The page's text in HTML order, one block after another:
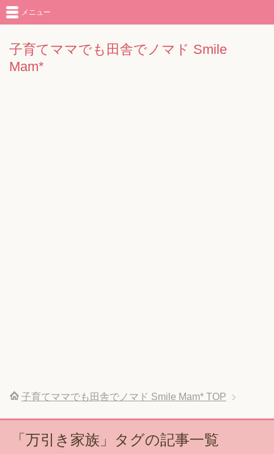
子育てママでも田舎でノマド Smile
Mam*
メニュー
子育てママでも田舎でノマド Smile Mam* TOP
「万引き家族」タグの記事一覧